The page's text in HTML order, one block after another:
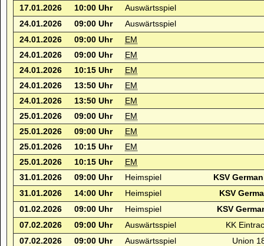
17.01.2026
10:00 Uhr
Auswärtsspiel
24.01.2026
09:00 Uhr
Auswärtsspiel
24.01.2026
09:00 Uhr
EM
24.01.2026
09:00 Uhr
EM
24.01.2026
10:15 Uhr
EM
24.01.2026
13:50 Uhr
EM
24.01.2026
13:50 Uhr
EM
25.01.2026
09:00 Uhr
EM
25.01.2026
09:00 Uhr EM
25.01.2026
10:15 Uhr
EM
25.01.2026
10:15 Uhr EM
31.01.2026
09:00 Uhr Heimspiel
KSV
31.01.2026
14:00 Uhr Heimspiel
KSV
01.02.2026
09:00 Uhr Heimspiel
KSV
07.02.2026
09:00 Uhr Auswärtsspiel
KK
07.02.2026
09:00 Uhr Auswärtsspiel
Union